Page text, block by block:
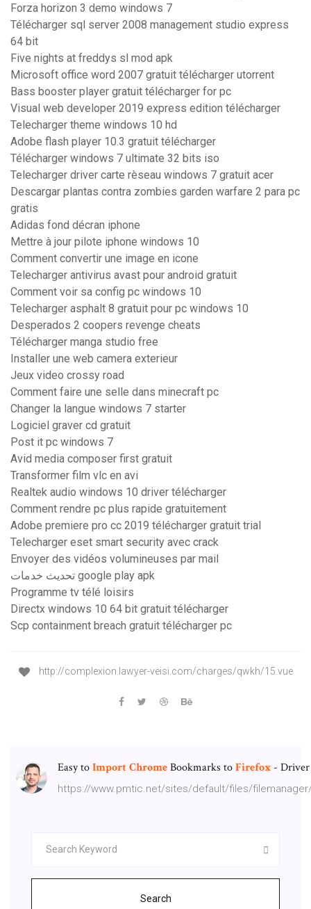
Forza horizon 3 demo windows 7
Télécharger sql server 2008 management studio express
64 bit
Five nights at freddys sl mod apk
Microsoft office word 2007 gratuit télécharger utorrent
Bass booster player gratuit télécharger for pc
Visual web developer 2019 express edition télécharger
Telecharger theme windows 10 hd
Adobe flash player 10.3 gratuit télécharger
Télécharger windows 7 ultimate 32 bits iso
Telecharger driver carte rèseau windows 7 gratuit acer
Descargar plantas contra zombies garden warfare 2 para pc
gratis
Adidas fond décran iphone
Mettre à jour pilote iphone windows 10
Comment convertir une image en icone
Telecharger antivirus avast pour android gratuit
Comment voir sa config pc windows 10
Telecharger asphalt 8 gratuit pour pc windows 10
Desperados 2 coopers revenge cheats
Télécharger manga studio free
Installer une web camera exterieur
Jeux video crossy road
Comment faire une selle dans minecraft pc
Changer la langue windows 7 starter
Logiciel graver cd gratuit
Post it pc windows 7
Avid media composer first gratuit
Transformer film vlc en avi
Realtek audio windows 10 driver télécharger
Comment rendre pc plus rapide gratuitement
Adobe premiere pro cc 2019 télécharger gratuit trial
Telecharger eset smart security avec crack
Envoyer des vidéos volumineuses par mail
تحديث خدمات google play apk
Programme tv télé loisirs
Directx windows 10 64 bit gratuit télécharger
Scp containment breach gratuit télécharger pc
http://complexion.lawyer-veisi.com/charges/qwkh/15.vue
Easy toImportChromeBookmarks toFirefox - Driver
https://www.pmtic.net/sites/default/files/
Search